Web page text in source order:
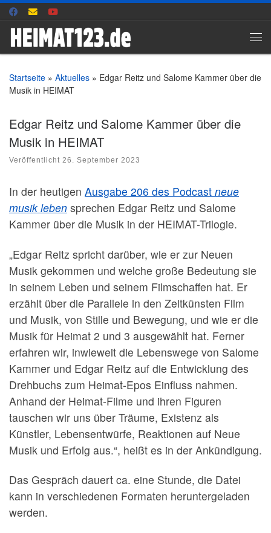
Zum Inhalt springen
Startseite » Aktuelles » Edgar Reitz und Salome Kammer über die
Musik in HEIMAT
Edgar Reitz und Salome Kammer über die
Musik in HEIMAT
Veröffentlicht 26. September 2023
In der heutigen Ausgabe 206 des Podcast neue
musik leben sprechen Edgar Reitz und Salome
Kammer über die Musik in der HEIMAT-Trilogie.
„Edgar Reitz spricht darüber, wie er zur Neuen
Musik gekommen und welche große Bedeutung sie
in seinem Leben und seinem Filmschaffen hat. Er
erzählt über die Parallele in den Zeitkünsten Film
und Musik, von Stille und Bewegung, und wie er die
Musik für Heimat 2 und 3 ausgewählt hat. Ferner
erfahren wir, inwieweit die Lebenswege von Salome
Kammer und Edgar Reitz auf die Entwicklung des
Drehbuchs zum Heimat-Epos Einfluss nahmen.
Anhand der Heimat-Filme und ihren Figuren
tauschen wir uns über Träume, Existenz als
Künstler, Lebensentwürfe, Reaktionen auf Neue
Musik und Erfolg aus.“, heißt es in der Ankündigung.
Das Gespräch dauert ca. eine Stunde, die Datei
kann in verschiedenen Formaten heruntergeladen
werden.